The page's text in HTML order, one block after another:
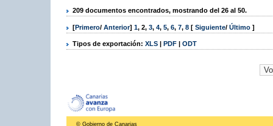
209 documentos encontrados, mostrando del 26 al 50.
[Primero/ Anterior] 1, 2, 3, 4, 5, 6, 7, 8 [ Siguiente/ Último ]
Tipos de exportación: XLS | PDF | ODT
© Gobierno de Canarias